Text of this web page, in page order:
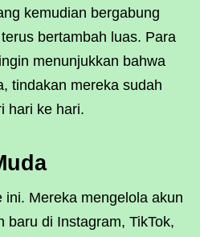
kemudian bergabung
bertambah luas. Para
menunjukkan bahwa
tindakan mereka sudah
hari ke hari.
Mereka mengelola akun
baru di Instagram, TikTok,